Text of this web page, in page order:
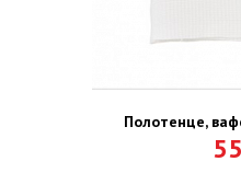
Полотенце,